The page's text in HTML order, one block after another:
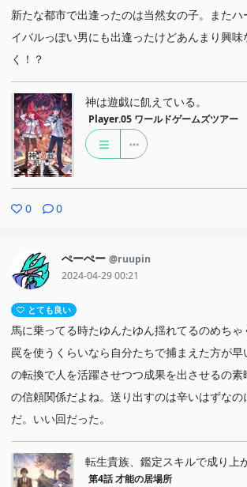
新たな都市で出逢ったのは当然女の子。またハ
イバルっぽい男にも出逢ったけどあんまり興味
く！？
神は遊戯に飢えている。
Player.05 ワールドゲームズツアー
0 0
ぺーぺー @ruupin
2024-04-29 00:21
とても良い
馬に乗ってる時たゆんたゆん揺れてるのめちゃ
罠を使うくらいなら自分たちで捕まえた方が
の転換で人を活躍させつつ成果を出させるの
の信頼関係だよね。送り出すのは辛いはずな
だ。いい回だった。
転生貴族、鑑定スキルで成り上
第4話 才能の居場所